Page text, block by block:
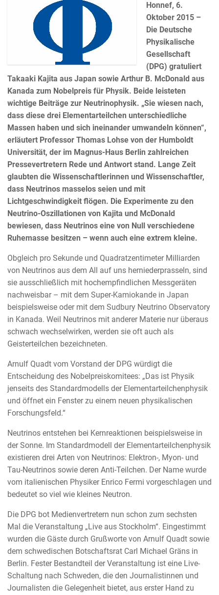
Honnef, 6.
Oktober 2015 –
Die Deutsche
Physikalische
Gesellschaft
(DPG) gratuliert
Takaaki Kajita aus Japan sowie Arthur B. McDonald aus
Kanada zum Nobelpreis für Physik. Beide leisteten
wichtige Beiträge zur Neutrinophysik. „Sie wiesen nach,
dass diese drei Elementarteilchen unterschiedliche
Massen haben und sich ineinander umwandeln können“,
erläutert Professor Thomas Lohse von der Humboldt
Universität, der im Magnus-Haus Berlin zahlreichen
Pressevertretern Rede und Antwort stand. Lange Zeit
glaubten die Wissenschaftlerinnen und Wissenschaftler,
dass Neutrinos masselos seien und mit
Lichtgeschwindigkeit flögen. Die Experimente zu den
Neutrino-Oszillationen von Kajita und McDonald
bewiesen, dass Neutrinos eine von Null verschiedene
Ruhemasse besitzen – wenn auch eine extrem kleine.
Obgleich pro Sekunde und Quadratzentimeter Milliarden
von Neutrinos aus dem All auf uns herniederprasseln, sind
sie ausschließlich mit hochempfindlichen Messgeräten
nachweisbar – mit dem Super-Kamiokande in Japan
beispielsweise oder mit dem Sudbury Neutrino Observatory
in Kanada. Weil Neutrinos mit anderer Materie nur überaus
schwach wechselwirken, werden sie oft auch als
Geisterteilchen bezeichneten.
Arnulf Quadt vom Vorstand der DPG würdigt die
Entscheidung des Nobelpreiskomitees: „Das ist Physik
jenseits des Standardmodells der Elementarteilchenphysik
und öffnet ein Fenster zu einem neuen physikalischen
Forschungsfeld.“
Neutrinos entstehen bei Kernreaktionen beispielsweise in
der Sonne. Im Standardmodell der Elementarteilchenphysik
existieren drei Arten von Neutrinos: Elektron-, Myon- und
Tau-Neutrinos sowie deren Anti-Teilchen. Der Name wurde
vom italienischen Physiker Enrico Fermi vorgeschlagen und
bedeutet so viel wie kleines Neutron.
Die DPG bot Medienvertretern nun schon zum sechsten
Mal die Veranstaltung „Live aus Stockholm“. Eingestimmt
wurden die Gäste durch Grußworte von Arnulf Quadt sowie
dem schwedischen Botschaftsrat Carl Michael Gräns in
Berlin. Fester Bestandteil der Veranstaltung ist eine Live-
Schaltung nach Schweden, die den Journalistinnen und
Journalisten die Gelegenheit bietet, aus erster Hand zu